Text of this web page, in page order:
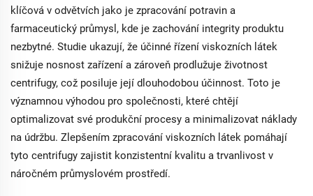
klíčová v odvětvích jako je zpracování potravin a
farmaceutický průmysl, kde je zachování integrity produktu
nezbytné. Studie ukazují, že účinné řízení viskozních látek
snižuje nosnost zařízení a zároveň prodlužuje životnost
centrifugy, což posiluje její dlouhodobou účinnost. Toto je
významnou výhodou pro společnosti, které chtějí
optimalizovat své produkční procesy a minimalizovat náklady
na údržbu. Zlepšením zpracování viskozních látek pomáhají
tyto centrifugy zajistit konzistentní kvalitu a trvanlivost v
náročném průmyslovém prostředí.